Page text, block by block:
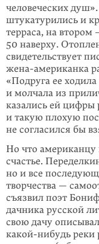
человеческих
штукатурились и
терраса, на
50 наверху.
свидетельствует
жена-американка
«Подруга ее
и молчала из
казались ей цифры
и такую плохую
не согласился бы
Но что
счастье.
но и все
творчества —
съязвил поэт
дачника русской
свою дачу
какой-нибудь реки